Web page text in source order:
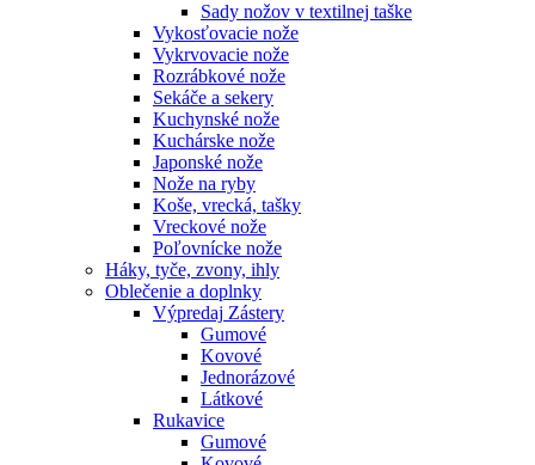
Sady nožov v textilnej taške
Vykosťovacie nože
Vykrvovacie nože
Rozrábkové nože
Sekáče a sekery
Kuchynské nože
Kuchárske nože
Japonské nože
Nože na ryby
Koše, vrecká, tašky
Vreckové nože
Poľovnícke nože
Háky, tyče, zvony, ihly
Oblečenie a doplnky
Výpredaj Zástery
Gumové
Kovové
Jednorázové
Látkové
Rukavice
Gumové